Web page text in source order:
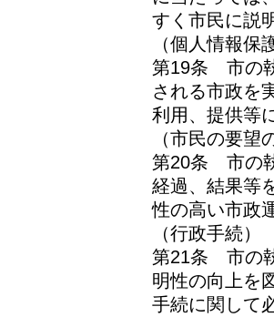
すく市民に説
（個人情報保
第19条 市の
される市政を
利用、提供等
（市民の要望
第20条 市の
経過、結果等
性の高い市政
（行政手続）
第21条 市の
明性の向上を
手続に関して